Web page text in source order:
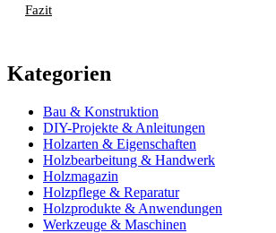
Fazit
Kategorien
Bau & Konstruktion
DIY-Projekte & Anleitungen
Holzarten & Eigenschaften
Holzbearbeitung & Handwerk
Holzmagazin
Holzpflege & Reparatur
Holzprodukte & Anwendungen
Werkzeuge & Maschinen